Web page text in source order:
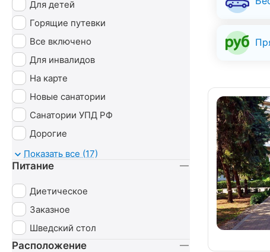
Для детей
Горящие путевки
Все включено
Для инвалидов
На карте
Новые санатории
Санатории УПД РФ
Дорогие
Детские
С животными
Показать все (17)
Питание
Диетическое
Заказное
Шведский стол
Расположение